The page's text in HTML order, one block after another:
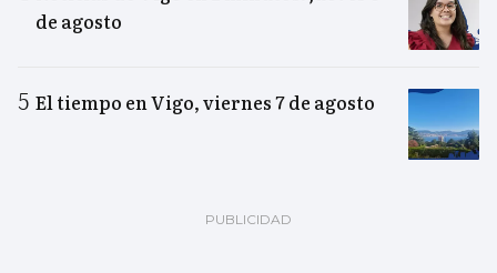
de agosto
El tiempo en Vigo, viernes 7 de agosto